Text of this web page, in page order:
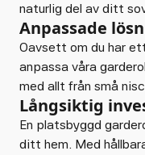
naturlig del av ditt
Anpassade
Oavsett om du har
anpassa våra
med allt från små
Långsiktig
En platsbyggd
ditt hem. Med